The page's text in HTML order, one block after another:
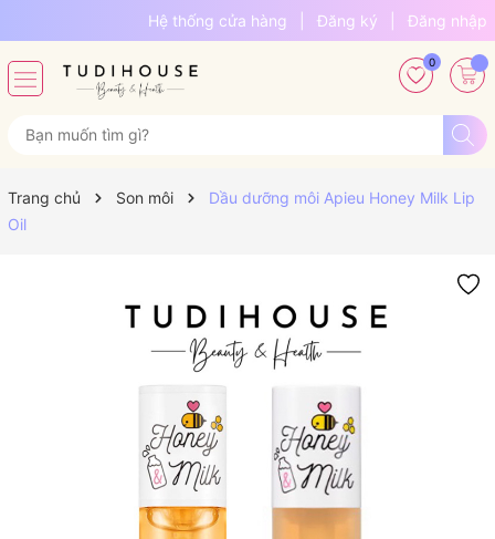
Hệ thống cửa hàng Đăng ký Đăng nhập
0
Trang chủ Son môi
Dầu dưỡng môi Apieu Honey Milk Lip
Oil